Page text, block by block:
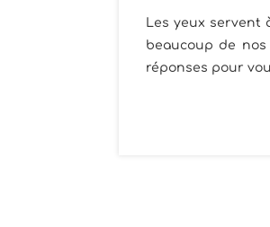
Les yeux servent
beaucoup de
réponses pour